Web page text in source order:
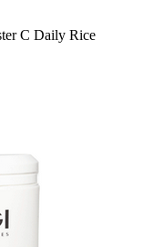
C Daily Rice